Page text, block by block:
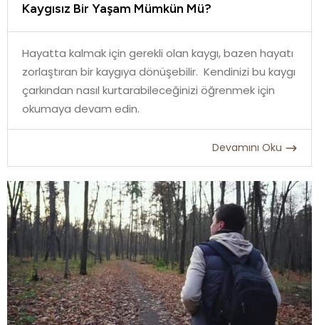
Kaygısız Bir Yaşam Mümkün Mü?
Hayatta kalmak için gerekli olan kaygı, bazen hayatı
zorlaştıran bir kaygıya dönüşebilir. Kendinizi bu kaygı
çarkından nasıl kurtarabileceğinizi öğrenmek için
okumaya devam edin.
Devamını Oku